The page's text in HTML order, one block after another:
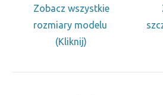
Zobacz wszystkie
rozmiary modelu
(Kliknij)